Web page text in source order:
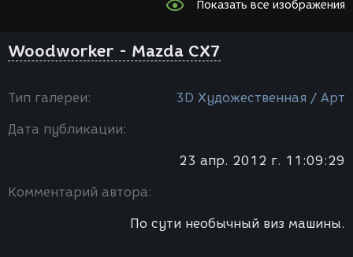
Показать все изображения
Woodworker - Mazda CX7
Тип галереи: 3D Художественная / Арт
Дата публикации:
23 апр. 2012 г. 11:09:29
Комментарий автора:
По сути необычный виз машины.